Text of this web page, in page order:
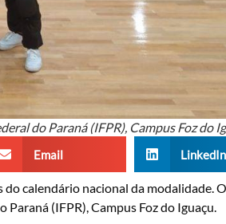
do Paraná (IFPR), Campus Foz do
Email LinkedIn
do calendário nacional da modalidade.
(IFPR), Campus Foz do Iguaçu.